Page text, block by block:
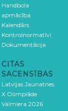
Handbola
apmācība
Kalendārs
Kontrolnormatīvi
Dokumentācija
CITAS
SACENSĪBAS
Latvijas Jaunatnes
X Olimpiāde
Valmiera 2026